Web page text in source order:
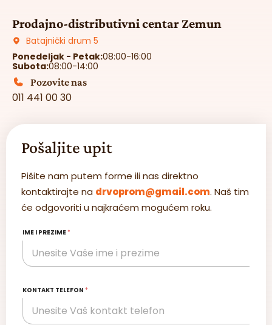
Prodajno-distributivni centar Zemun
Batajnički drum 5
Ponedeljak - Petak:08:00-16:00
Subota:08:00-14:00
Pozovite nas
011 441 00 30
Pošaljite upit
Pišite nam putem forme ili nas direktno
kontaktirajte na drvoprom@gmail.com. Naš tim
će odgovoriti u najkraćem mogućem roku.
IME I PREZIME*
KONTAKT TELEFON *